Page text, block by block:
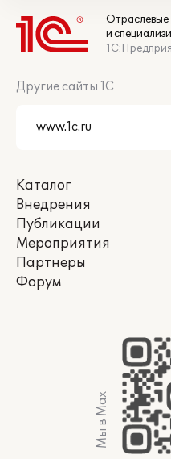
Отраслевые
и
Другие сайты 1С
Каталог
Внедрения
Публикации
Мероприятия
Партнеры
Форум
Мы в Max